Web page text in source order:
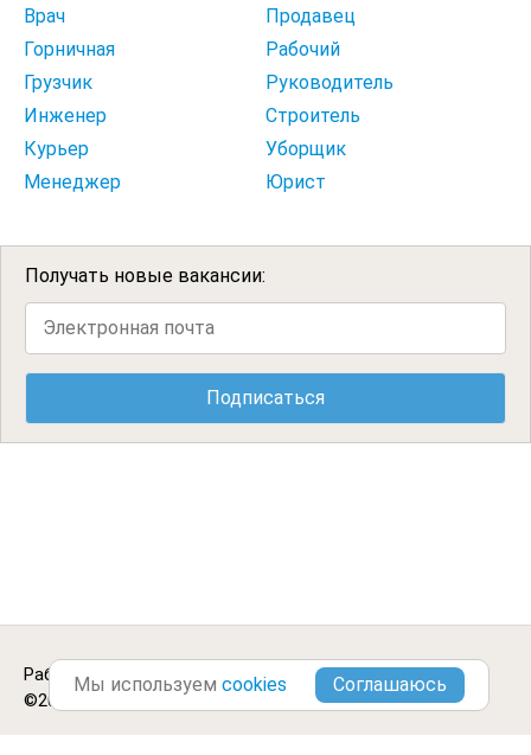
Врач
Продавец
Горничная
Рабочий
Грузчик
Руководитель
Инженер
Строитель
Курьер
Уборщик
Менеджер
Юрист
Получать новые вакансии:
Работа грузчиком в . Городские Вакансии
©2013-2026
Мы используем cookies